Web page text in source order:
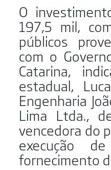
O
197,5 mil,
públicos
com o
Catarina,
estadual,
Engenharia
Lima Ltda.,
vencedora do
execução
fornecimento